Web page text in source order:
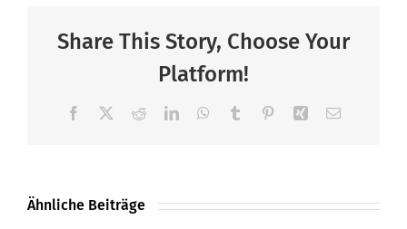
Share This Story, Choose Your
Platform!
Facebook RedditLinkedInWhatsApp
Tumblr PinterestXing E-
Ähnliche Beiträge